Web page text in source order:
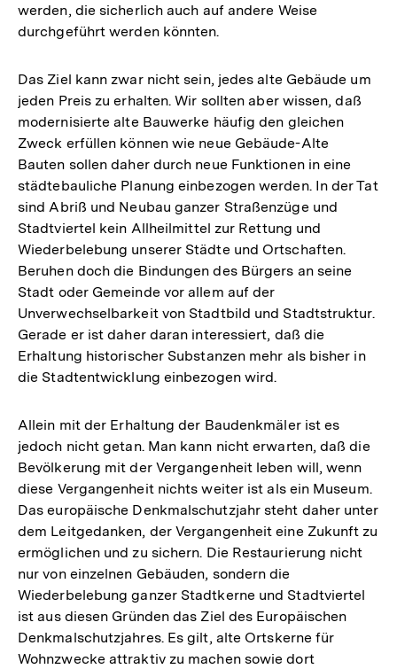
werden, die sicherlich auch auf andere Weise
durchgeführt werden könnten.
Das Ziel kann zwar nicht sein, jedes alte Gebäude um
jeden Preis zu erhalten. Wir sollten aber wissen, daß
modernisierte alte Bauwerke häufig den gleichen
Zweck erfüllen können wie neue Gebäude-Alte
Bauten sollen daher durch neue Funktionen in eine
städtebauliche Planung einbezogen werden. In der Tat
sind Abriß und Neubau ganzer Straßenzüge und
Stadtviertel kein Allheilmittel zur Rettung und
Wiederbelebung unserer Städte und Ortschaften.
Beruhen doch die Bindungen des Bürgers an seine
Stadt oder Gemeinde vor allem auf der
Unverwechselbarkeit von Stadtbild und Stadtstruktur.
Gerade er ist daher daran interessiert, daß die
Erhaltung historischer Substanzen mehr als bisher in
die Stadtentwicklung einbezogen wird.
Allein mit der Erhaltung der Baudenkmäler ist es
jedoch nicht getan. Man kann nicht erwarten, daß die
Bevölkerung mit der Vergangenheit leben will, wenn
diese Vergangenheit nichts weiter ist als ein Museum.
Das europäische Denkmalschutzjahr steht daher unter
dem Leitgedanken, der Vergangenheit eine Zukunft zu
ermöglichen und zu sichern. Die Restaurierung nicht
nur von einzelnen Gebäuden, sondern die
Wiederbelebung ganzer Stadtkerne und Stadtviertel
ist aus diesen Gründen das Ziel des Europäischen
Denkmalschutzjahres. Es gilt, alte Ortskerne für
Wohnzwecke attraktiv zu machen sowie dort